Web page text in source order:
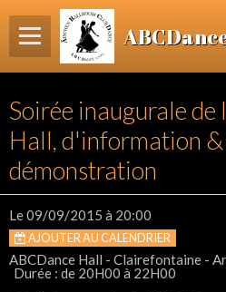
Informations
Agenda Evénements / Cours /
Contact
Login membre
Soirée inaugurale
Hall, d'information &
démonstration
Le 09/09/2015 à 20:00
AJOUTER AU CALENDRIER
ABCDance Hall - Clairefontaine -
Durée : de 20H00 à 22H00